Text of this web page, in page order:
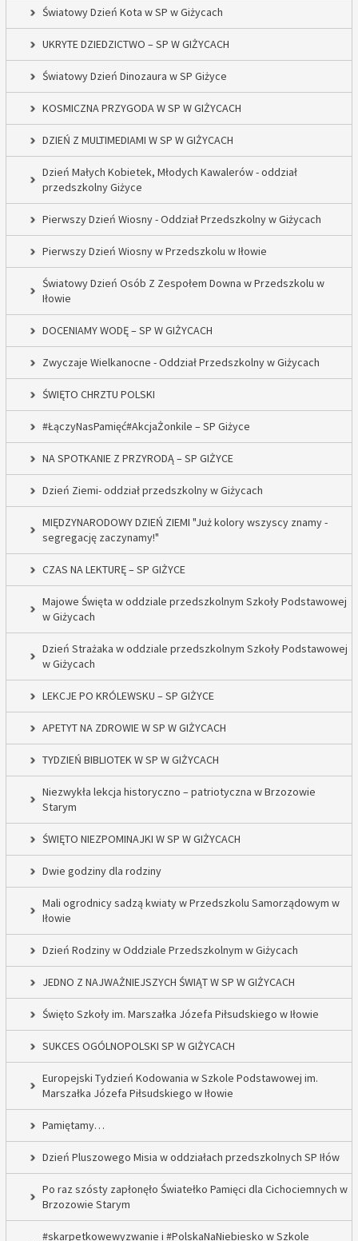
Światowy Dzień Kota w SP w Giżycach
UKRYTE DZIEDZICTWO – SP W GIŻYCACH
Światowy Dzień Dinozaura w SP Giżyce
KOSMICZNA PRZYGODA W SP W GIŻYCACH
DZIEŃ Z MULTIMEDIAMI W SP W GIŻYCACH
Dzień Małych Kobietek, Młodych Kawalerów - oddział
przedszkolny Giżyce
Pierwszy Dzień Wiosny - Oddział Przedszkolny w Giżycach
Pierwszy Dzień Wiosny w Przedszkolu w Iłowie
Światowy Dzień Osób Z Zespołem Downa w Przedszkolu w
Iłowie
DOCENIAMY WODĘ – SP W GIŻYCACH
Zwyczaje Wielkanocne - Oddział Przedszkolny w Giżycach
ŚWIĘTO CHRZTU POLSKI
#ŁączyNasPamięć#AkcjaŻonkile – SP Giżyce
NA SPOTKANIE Z PRZYRODĄ – SP GIŻYCE
Dzień Ziemi- oddział przedszkolny w Giżycach
MIĘDZYNARODOWY DZIEŃ ZIEMI "Już kolory wszyscy znamy -
segregację zaczynamy!"
CZAS NA LEKTURĘ – SP GIŻYCE
Majowe Święta w oddziale przedszkolnym Szkoły Podstawowej
w Giżycach
Dzień Strażaka w oddziale przedszkolnym Szkoły Podstawowej
w Giżycach
LEKCJE PO KRÓLEWSKU – SP GIŻYCE
APETYT NA ZDROWIE W SP W GIŻYCACH
TYDZIEŃ BIBLIOTEK W SP W GIŻYCACH
Niezwykła lekcja historyczno – patriotyczna w Brzozowie
Starym
ŚWIĘTO NIEZPOMINAJKI W SP W GIŻYCACH
Dwie godziny dla rodziny
Mali ogrodnicy sadzą kwiaty w Przedszkolu Samorządowym w
Iłowie
Dzień Rodziny w Oddziale Przedszkolnym w Giżycach
JEDNO Z NAJWAŻNIEJSZYCH ŚWIĄT W SP W GIŻYCACH
Święto Szkoły im. Marszałka Józefa Piłsudskiego w Iłowie
SUKCES OGÓLNOPOLSKI SP W GIŻYCACH
Europejski Tydzień Kodowania w Szkole Podstawowej im.
Marszałka Józefa Piłsudskiego w Iłowie
Pamiętamy…
Dzień Pluszowego Misia w oddziałach przedszkolnych SP Iłów
Po raz szósty zapłonęło Światełko Pamięci dla Cichociemnych w
Brzozowie Starym
#skarpetkowewyzwanie i #PolskaNaNiebiesko w Szkole